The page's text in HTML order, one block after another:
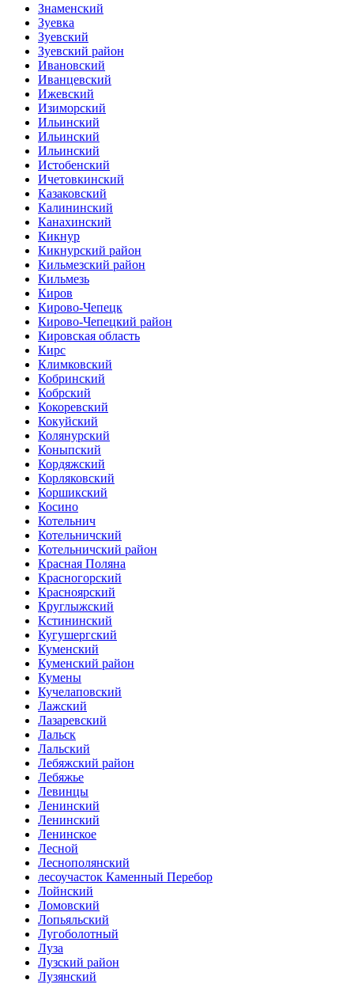
Знаменский
Зуевка
Зуевский
Зуевский район
Ивановский
Иванцевский
Ижевский
Изиморский
Ильинский
Ильинский
Ильинский
Истобенский
Ичетовкинский
Казаковский
Калининский
Канахинский
Кикнур
Кикнурский район
Кильмезский район
Кильмезь
Киров
Кирово-Чепецк
Кирово-Чепецкий район
Кировская область
Кирс
Климковский
Кобринский
Кобрский
Кокоревский
Кокуйский
Колянурский
Коныпский
Кордяжский
Корляковский
Коршикский
Косино
Котельнич
Котельничский
Котельничский район
Красная Поляна
Красногорский
Красноярский
Круглыжский
Кстининский
Кугушергский
Куменский
Куменский район
Кумены
Кучелаповский
Лажский
Лазаревский
Лальск
Лальский
Лебяжский район
Лебяжье
Левинцы
Ленинский
Ленинский
Ленинское
Лесной
Леснополянский
лесоучасток Каменный Перебор
Лойнский
Ломовский
Лопьяльский
Лугоболотный
Луза
Лузский район
Лузянский